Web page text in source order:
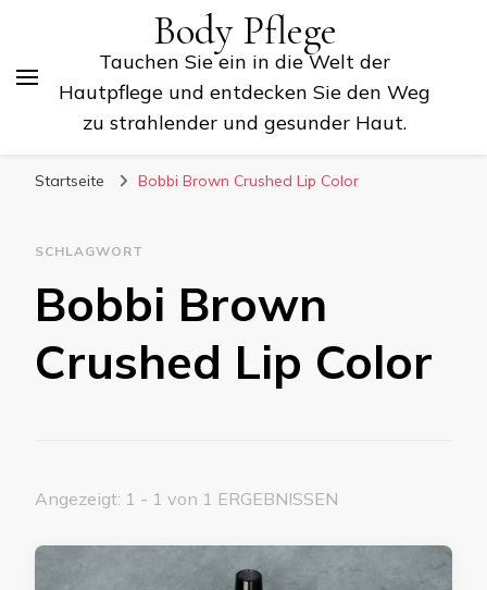
Body Pflege
Tauchen Sie ein in die Welt der
Hautpflege und entdecken Sie den Weg
zu strahlender und gesunder Haut.
Startseite Bobbi Brown Crushed Lip Color
SCHLAGWORT
Bobbi Brown
Crushed Lip Color
Angezeigt: 1 - 1 von 1 ERGEBNISSEN